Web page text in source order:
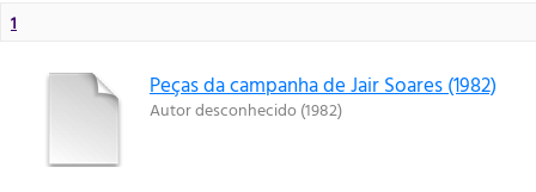
1
Peças da campanha de Jair Soares (1982)
Autor desconhecido(1982)